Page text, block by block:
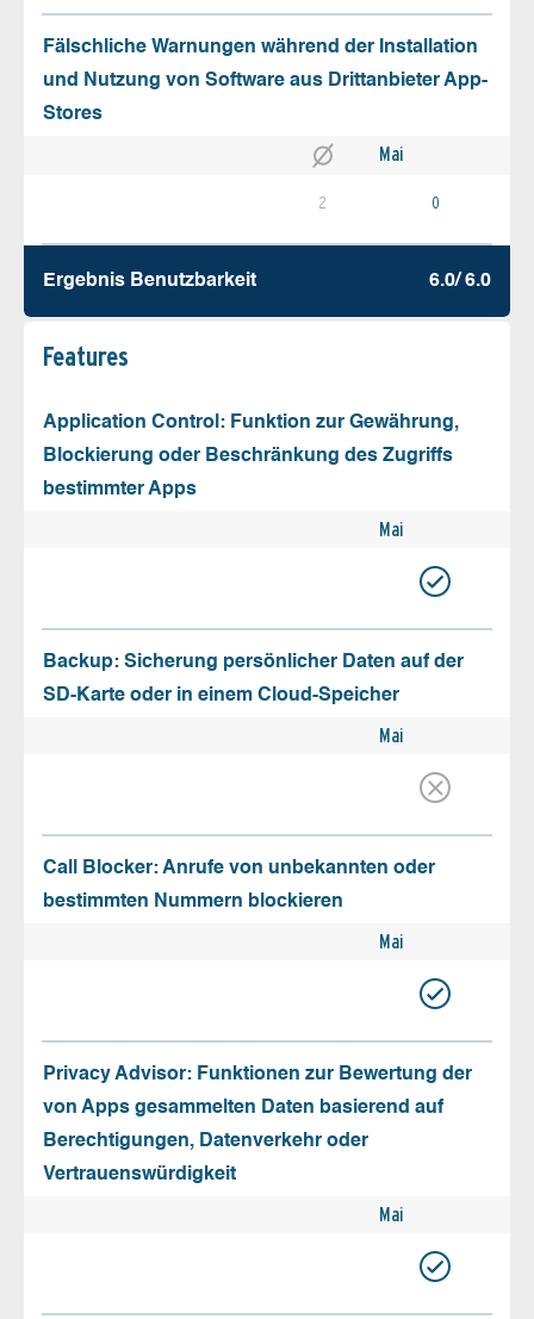
Fälschliche Warnungen während der Installation
und Nutzung von Software aus Drittanbieter App-
Stores
Mai
2 0
Ergebnis Benutz­barkeit 6.0/ 6.0
Features
Application Control: Funktion zur Gewährung,
Blockierung oder Beschränkung des Zugriffs
bestimmter Apps
Mai
Backup: Sicherung persönlicher Daten auf der
SD-Karte oder in einem Cloud-Speicher
Mai
Call Blocker: Anrufe von unbekannten oder
bestimmten Nummern blockieren
Mai
Privacy Advisor: Funktionen zur Bewertung der
von Apps gesammelten Daten basierend auf
Berechtigungen, Datenverkehr oder
Vertrauenswürdigkeit
Mai